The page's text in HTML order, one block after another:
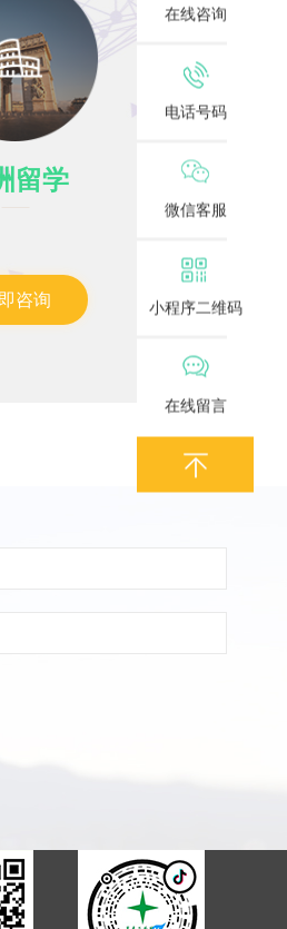
留学
咨询
在线咨询
电话号码
微信客服
小程序二维码
在线留言